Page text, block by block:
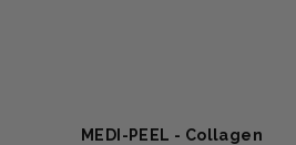
MEDI-PEEL - Collagen